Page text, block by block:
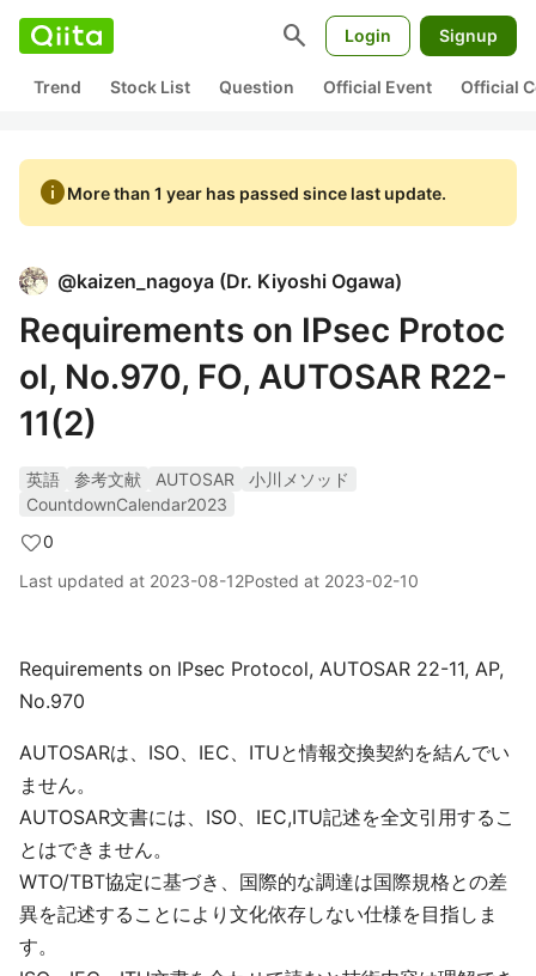
search Login Signup
Trend Stock List Question Official Event Official
infoMore than 1 year has passed since last update.
@kaizen_nagoya (Dr. Kiyoshi Ogawa)
Requirements on IPsec Protoc
ol, No.970, FO, AUTOSAR R22-
11(2)
英語 参考文献 AUTOSAR
小川メソッド
CountdownCalendar2023
0
Last updated at 2023-08-12Posted at 2023-02-10
Requirements on IPsec Protocol, AUTOSAR 22-11, AP,
No.970
AUTOSARは、ISO、IEC、ITUと情報交換契約を結んでい
ません。
AUTOSAR文書には、ISO、IEC,ITU記述を全文引用するこ
とはできません。
WTO/TBT協定に基づき、国際的な調達は国際規格との差
異を記述することにより文化依存しない仕様を目指しま
す。